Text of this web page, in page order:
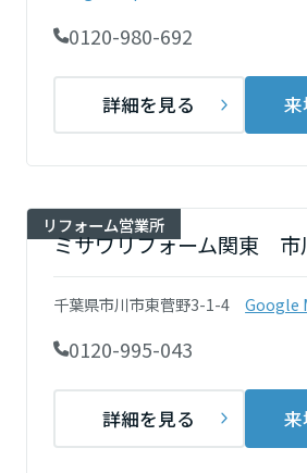
0120-980-692
詳細を見る 来
リフォーム営業所
ミサワリフォーム関東 市
千葉県市川市東菅野3-1-4 Google
0120-995-043
詳細を見る 来
長野県
東海エリア
静岡県
三重県